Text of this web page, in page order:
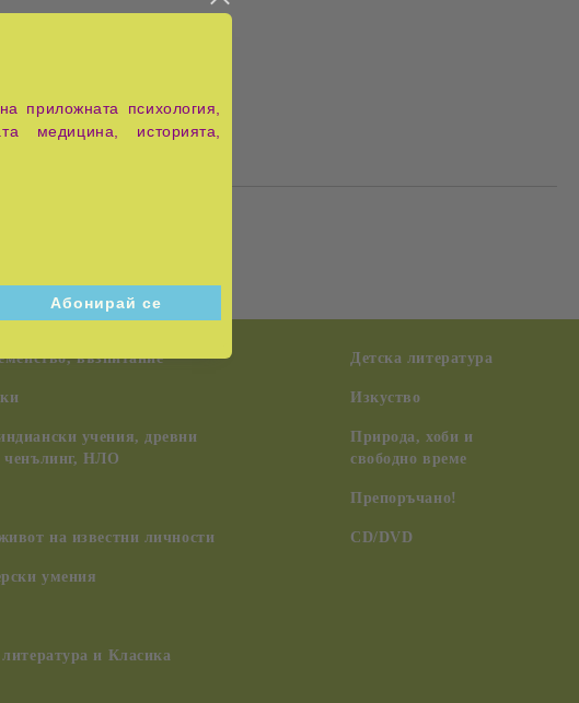
възпитание
учения, древни
ченълинг, НЛО
на известни личности
умения
и Класика
Детска литература
Изкуство
Природа, хоби и
свободно време
Препоръчано!
CD/DVD
приложната психология,
медицина, историята,